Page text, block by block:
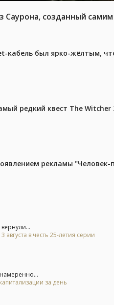
Саурона, созданный
кабель был ярко-жёлтым,
редкий квест The Witcher
рекламы
в честь 25-летия серии
за день